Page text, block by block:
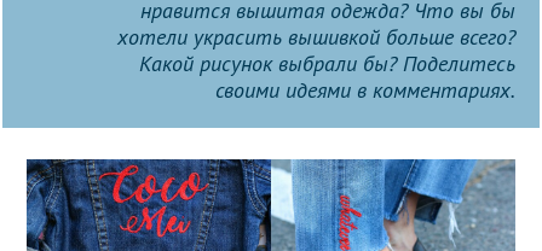
нравится вышитая одежда? Что вы бы
хотели украсить вышивкой больше всего?
Какой рисунок выбрали бы? Поделитесь
своими идеями в комментариях.